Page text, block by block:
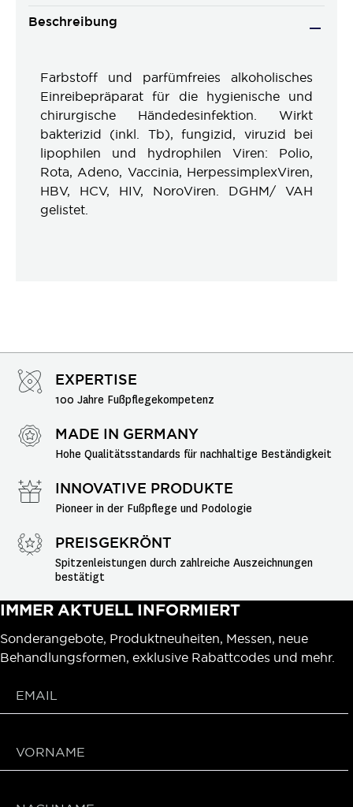
Beschreibung
Farbstoff und parfümfreies alkoholisches
Einreibepräparat für die hygienische und
chirurgische Händedesinfektion. Wirkt
bakterizid (inkl. Tb), fungizid, viruzid bei
lipophilen und hydrophilen Viren: Polio,
Rota, Adeno, Vaccinia, HerpessimplexViren,
HBV, HCV, HIV, NoroViren. DGHM/ VAH
gelistet.
EXPERTISE
100 Jahre Fußpflegekompetenz
MADE IN GERMANY
Hohe Qualitätsstandards für nachhaltige Beständigkeit
INNOVATIVE PRODUKTE
Pioneer in der Fußpflege und Podologie
PREISGEKRÖNT
Spitzenleistungen durch zahlreiche Auszeichnungen
bestätigt
IMMER AKTUELL INFORMIERT
Sonderangebote, Produktneuheiten, Messen, neue
Behandlungsformen, exklusive Rabattcodes und mehr.